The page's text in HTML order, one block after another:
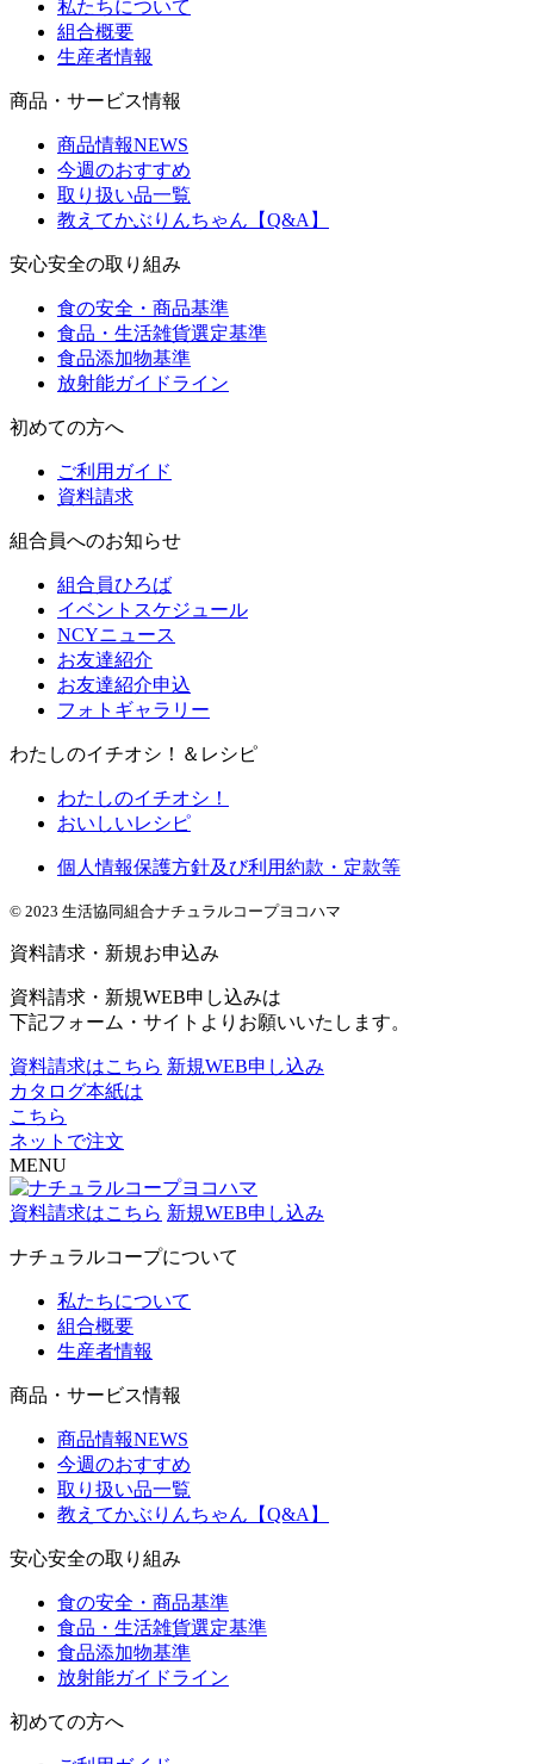
私たちについて
組合概要
生産者情報
商品・サービス情報
商品情報NEWS
今週のおすすめ
取り扱い品一覧
教えてかぶりんちゃん【Q&A】
安心安全の取り組み
食の安全・商品基準
食品・生活雑貨選定基準
食品添加物基準
放射能ガイドライン
初めての方へ
ご利用ガイド
資料請求
組合員へのお知らせ
組合員ひろば
イベントスケジュール
NCYニュース
お友達紹介
お友達紹介申込
フォトギャラリー
わたしのイチオシ！＆レシピ
わたしのイチオシ！
おいしいレシピ
個人情報保護方針及び利用約款・定款等
© 2023 生活協同組合ナチュラルコープヨコハマ
資料請求・新規お申込み
資料請求・新規WEB申し込みは
下記フォーム・サイトよりお願いいたします。
資料請求はこちら 新規WEB申し込み
カタログ本紙は
こちら
ネットで注文
MENU
資料請求はこちら 新規WEB申し込み
ナチュラルコープについて
私たちについて
組合概要
生産者情報
商品・サービス情報
商品情報NEWS
今週のおすすめ
取り扱い品一覧
教えてかぶりんちゃん【Q&A】
安心安全の取り組み
食の安全・商品基準
食品・生活雑貨選定基準
食品添加物基準
放射能ガイドライン
初めての方へ